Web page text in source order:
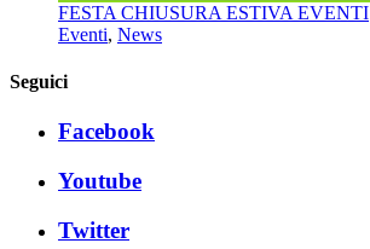
FESTA CHIUSURA ESTIVA EVENTI
Eventi, News
Seguici
Facebook
Youtube
Twitter